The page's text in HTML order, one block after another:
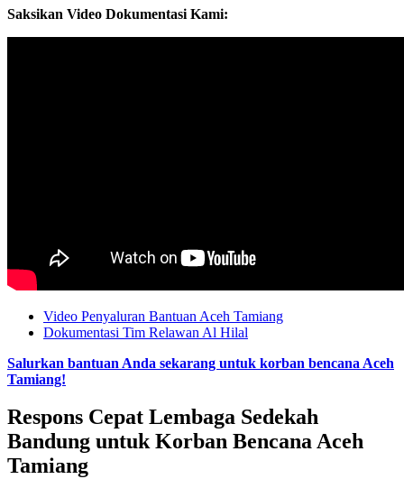
Saksikan Video Dokumentasi Kami:
Video Penyaluran Bantuan Aceh Tamiang
Dokumentasi Tim Relawan Al Hilal
Salurkan bantuan Anda sekarang untuk korban bencana Aceh
Tamiang!
Respons Cepat Lembaga Sedekah
Bandung untuk Korban Bencana Aceh
Tamiang